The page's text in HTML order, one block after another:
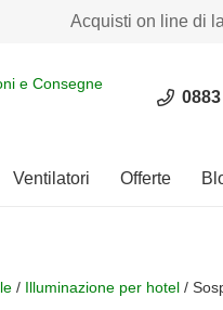
Acquisti on line di
e Consegne
Ventilatori Offerte
/ Illuminazione per hotel /